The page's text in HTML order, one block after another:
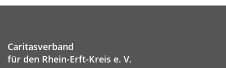
Caritasverband
für den Rhein-Erft-Kreis e. V.